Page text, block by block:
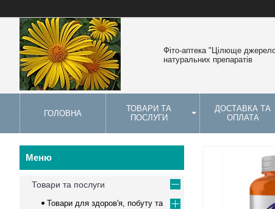
Фіто-аптека "Цілюще
натуральних препаратів
ГОЛОВНА
ТОВАРИ ТА
ПОСЛУГИ
ДОСТАВКА ТА
ОПЛАТА
Товари та послуги
Товари для здоров'я, побуту та